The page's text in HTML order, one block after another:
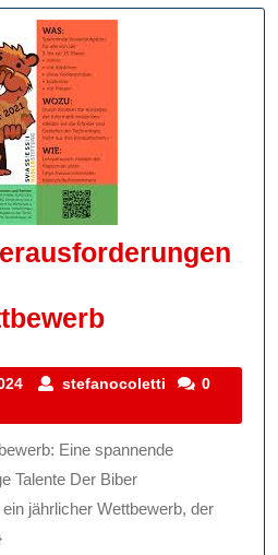
Spannende
Beim
20
2024
stefanocoletti stefanocoletti
0
Talente Der Biber
jährlicher Wettbewerb, der